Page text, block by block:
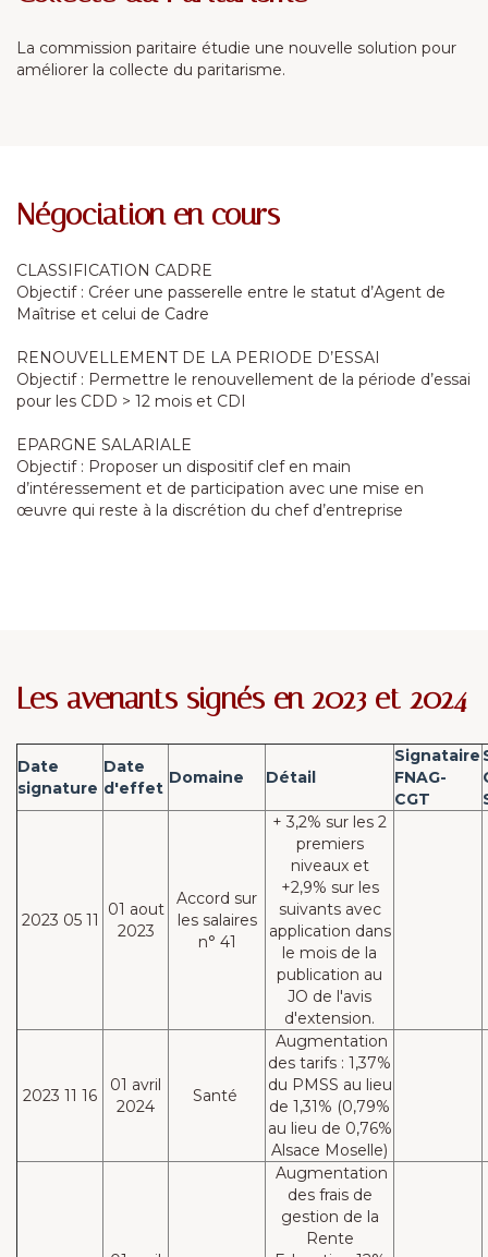
La commission paritaire étudie une nouvelle solution pour
améliorer la collecte du paritarisme.
Négociation en cours
CLASSIFICATION CADRE
Objectif : Créer une passerelle entre le statut d’Agent de
Maîtrise et celui de Cadre
RENOUVELLEMENT DE LA PERIODE D’ESSAI
Objectif : Permettre le renouvellement de la période d’essai
pour les CDD > 12 mois et CDI
EPARGNE SALARIALE
Objectif : Proposer un dispositif clef en main
d’intéressement et de participation avec une mise en
œuvre qui reste à la discrétion du chef d’entreprise
Les avenants signés en 2023 et 2024
Date
signature
Date
d'effet
Domaine Détail
Signataire
FNAG-
CGT
2023 05 11
01 aout
2023
Accord sur
les salaires
n° 41
+ 3,2% sur les 2
premiers
niveaux et
+2,9% sur les
suivants avec
application dans
le mois de la
publication au
JO de l'avis
d'extension.
2023 11 16
01 avril
2024
Santé
Augmentation
des tarifs : 1,37%
du PMSS au lieu
de 1,31% (0,79%
au lieu de 0,76%
Alsace Moselle)
Augmentation
des frais de
gestion de la
Rente